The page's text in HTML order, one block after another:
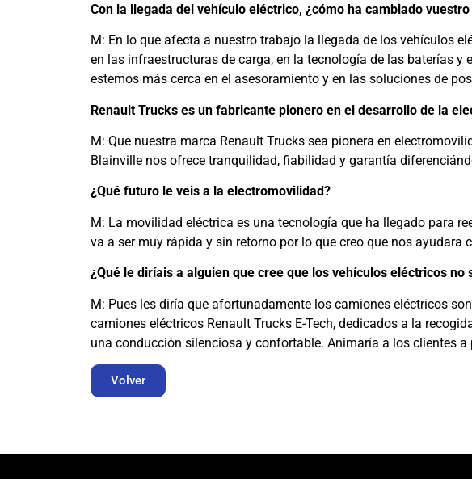
Con la llegada del vehículo eléctrico, ¿cómo ha cambiado
M: En lo que afecta a nuestro trabajo la llegada de los vehículos
en las infraestructuras de carga, en la tecnología de las baterías
estemos más cerca en el asesoramiento y en las soluciones de
Renault Trucks es un fabricante pionero en el desarrollo de la
M: Que nuestra marca Renault Trucks sea pionera en
Blainville nos ofrece tranquilidad, fiabilidad y garantía
¿Qué futuro le veis a la electromovilidad?
M: La movilidad eléctrica es una tecnología que ha llegado para
va a ser muy rápida y sin retorno por lo que creo que nos
¿Qué le diríais a alguien que cree que los vehículos eléctricos no
M: Pues les diría que afortunadamente los camiones eléctricos
camiones eléctricos Renault Trucks E-Tech, dedicados a la
una conducción silenciosa y confortable. Animaría a los clientes
Volver